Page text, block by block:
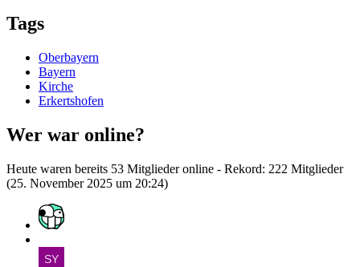
Tags
Oberbayern
Bayern
Kirche
Erkertshofen
Wer war online?
Heute waren bereits 53 Mitglieder online - Rekord: 222 Mitglieder
(25. November 2025 um 20:24)